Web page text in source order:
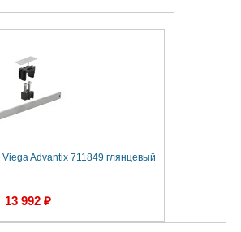
Advantix 711849 глянцевый
13 992 ₽